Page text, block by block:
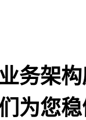
业务架构
为您稳